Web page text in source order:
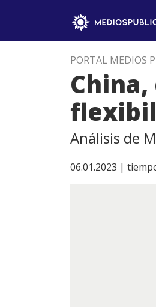
PORTAL MEDIOS
Análisis de
06.01.2023 |